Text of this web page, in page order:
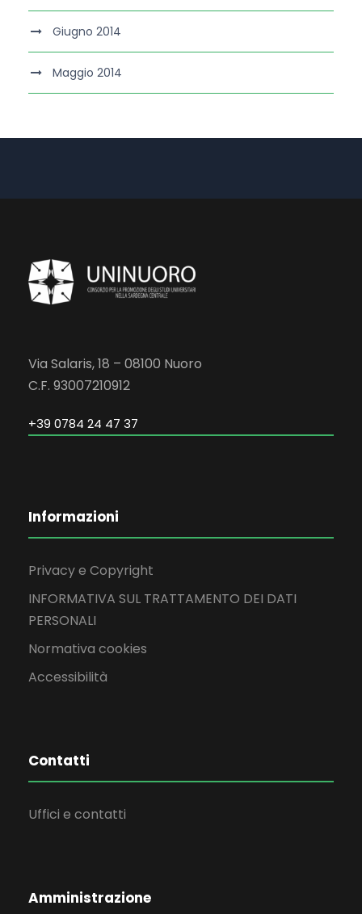
Giugno 2014
Maggio 2014
Via Salaris, 18 – 08100 Nuoro
C.F. 93007210912
+39 0784 24 47 37
Informazioni
Privacy e Copyright
INFORMATIVA SUL TRATTAMENTO DEI DATI
PERSONALI
Normativa cookies
Accessibilità
Contatti
Uffici e contatti
Amministrazione